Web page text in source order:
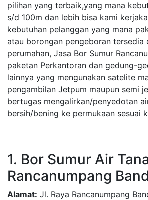
pilihan yang terbaik,yang mana
s/d 100m dan lebih bisa kami
kebutuhan pelanggan yang mana
atau borongan pengeboran tersedia
perumahan, Jasa Bor Sumur
paketan Perkantoran dan gedung-
lainnya yang mengunakan satelite
pengambilan Jetpum maupun semi
bertugas mengalirkan/penyedotan
bersih/bening ke permukaan sesuai
1. Bor Sumur Air
Rancanumpang
Alamat: Jl. Raya Rancanumpang